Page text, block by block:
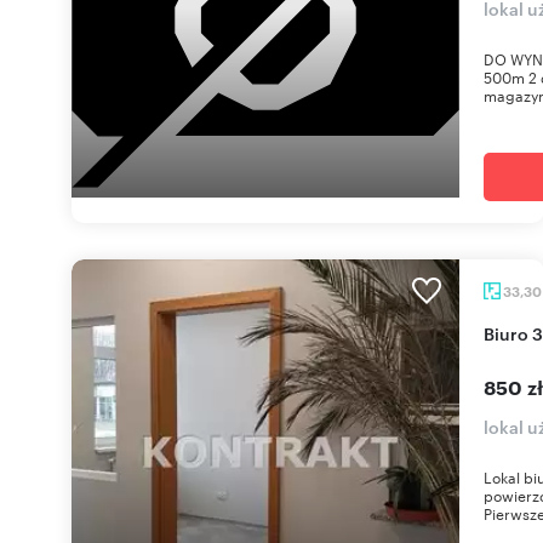
lokal
DO
500m 2
33,30
Biuro
850
lokal
Lokal